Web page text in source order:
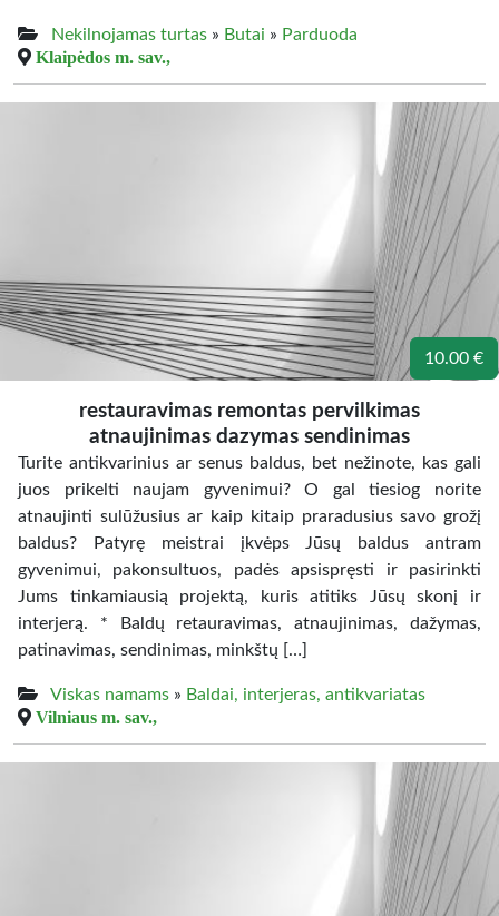
Nekilnojamas turtas » Butai » Parduoda
Klaipėdos m. sav.,
10.00 €
restauravimas remontas pervilkimas
atnaujinimas dazymas sendinimas
Turite antikvarinius ar senus baldus, bet nežinote, kas gali
juos prikelti naujam gyvenimui? O gal tiesiog norite
atnaujinti sulūžusius ar kaip kitaip praradusius savo grožį
baldus? Patyrę meistrai įkvėps Jūsų baldus antram
gyvenimui, pakonsultuos, padės apsispręsti ir pasirinkti
Jums tinkamiausią projektą, kuris atitiks Jūsų skonį ir
interjerą. * Baldų retauravimas, atnaujinimas, dažymas,
patinavimas, sendinimas, minkštų […]
Viskas namams » Baldai, interjeras, antikvariatas
Vilniaus m. sav.,